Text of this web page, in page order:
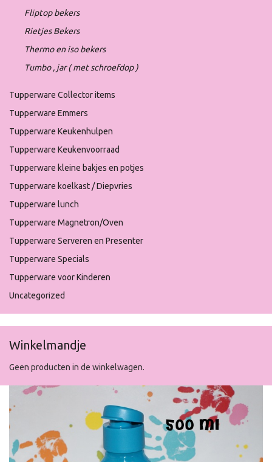
Fliptop bekers
Rietjes Bekers
Thermo en iso bekers
Tumbo , jar ( met schroefdop )
Tupperware Collector items
Tupperware Emmers
Tupperware Keukenhulpen
Tupperware Keukenvoorraad
Tupperware kleine bakjes en potjes
Tupperware koelkast / Diepvries
Tupperware lunch
Tupperware Magnetron/Oven
Tupperware Serveren en Presenter
Tupperware Specials
Tupperware voor Kinderen
Uncategorized
Winkelmandje
Geen producten in de winkelwagen.